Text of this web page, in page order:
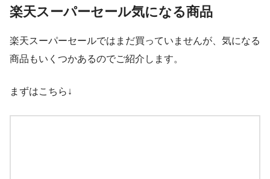
楽天スーパーセール気になる商品
楽天スーパーセールではまだ買っていませんが、気になる
商品もいくつかあるのでご紹介します。
まずはこちら↓